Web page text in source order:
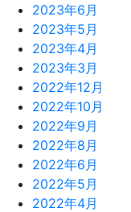
2023年6月
2023年5月
2023年4月
2023年3月
2022年12月
2022年10月
2022年9月
2022年8月
2022年6月
2022年5月
2022年4月